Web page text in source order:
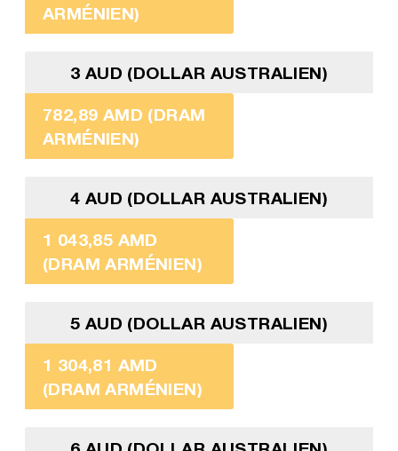
ARMÉNIEN)
3 AUD (DOLLAR AUSTRALIEN)
782,89 AMD (DRAM
ARMÉNIEN)
4 AUD (DOLLAR AUSTRALIEN)
1 043,85 AMD
(DRAM ARMÉNIEN)
5 AUD (DOLLAR AUSTRALIEN)
1 304,81 AMD
(DRAM ARMÉNIEN)